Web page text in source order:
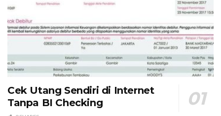
Cek Utang Sendiri di Internet
Tanpa BI Checking